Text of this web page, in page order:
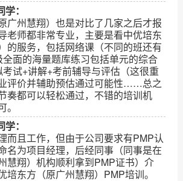
：
广州慧翔）也是对比了几家之后才报
老师都非常专业，主要是看中优培东
的服务，包括网络课（不同的班还有
面的海量题库练习包括单元的综合
试+讲解+考前辅导与评估（这很重
评价并辅助预估通过可能性……总之
奏都可以轻松通过，不错的培训机
：
而且工作，但由于公司要求有PMP认
名为项目经理，后经同事（同事是在
慧翔）机构顺利拿到PMP证书）介
培东方（原广州慧翔）PMP培训。